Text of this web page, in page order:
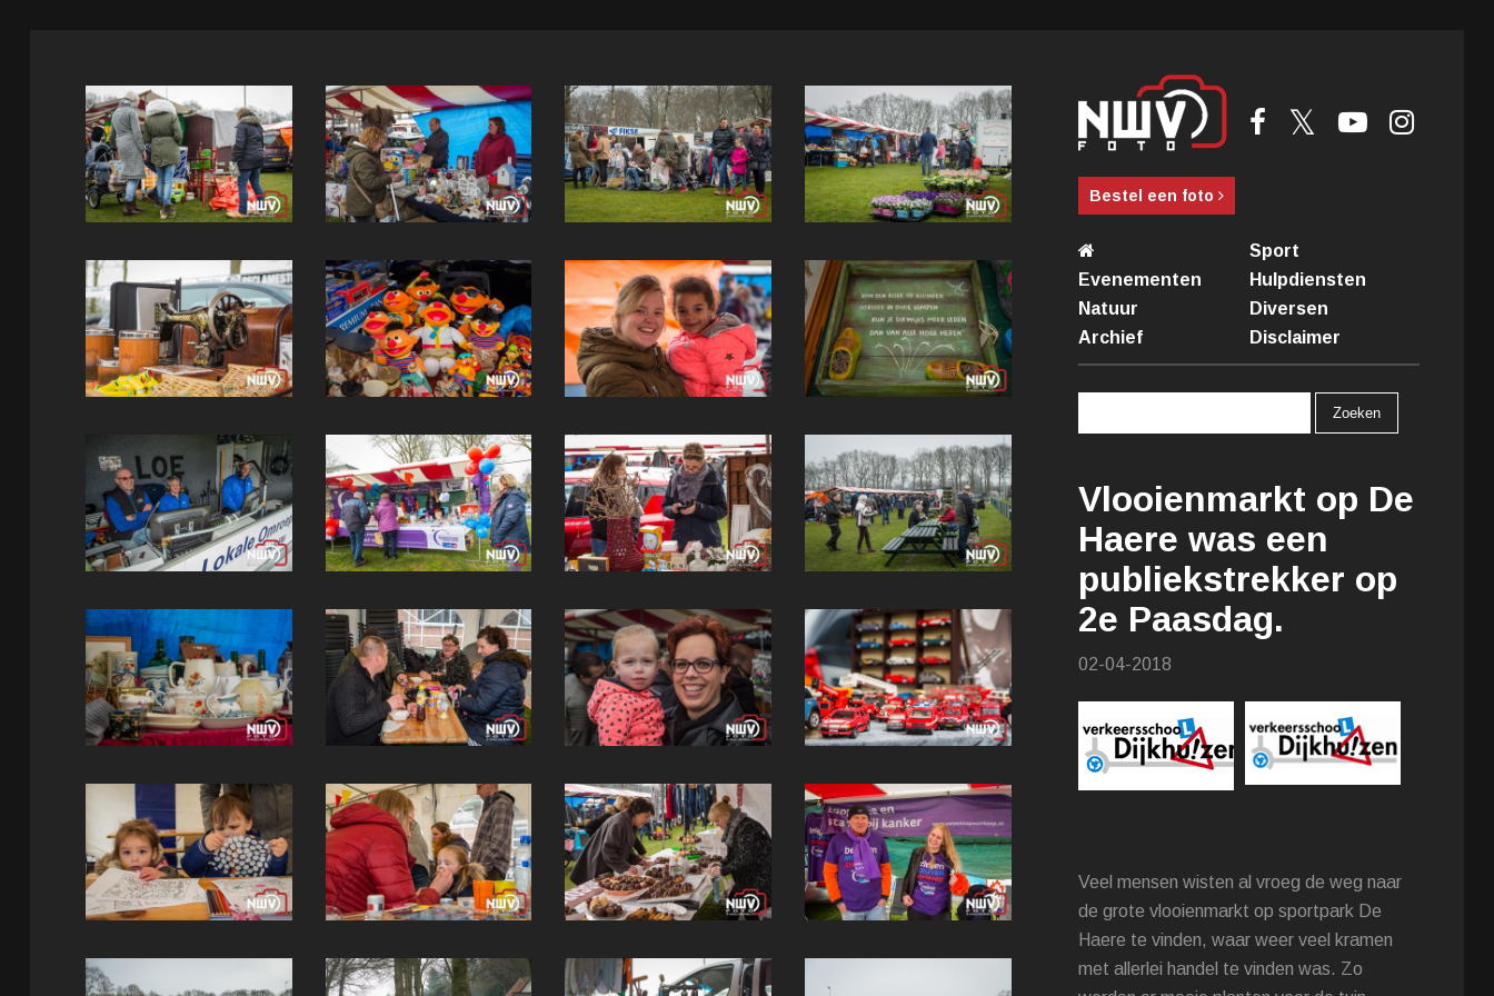
Bestel een foto
Sport
Evenementen
Hulpdiensten
Natuur
Diversen
Archief
Disclaimer
Vlooienmarkt op De
Haere was een
publiekstrekker op
2e Paasdag.
02-04-2018
Veel mensen wisten al vroeg de weg naar
de grote vlooienmarkt op sportpark De
Haere te vinden, waar weer veel kramen
met allerlei handel te vinden was. Zo